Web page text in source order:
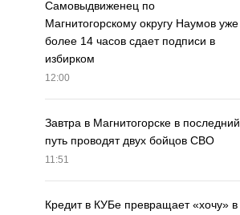
Самовыдвиженец по
Магнитогорскому округу Наумов уже
более 14 часов сдает подписи в
избирком
12:00
Завтра в Магнитогорске в последний
путь проводят двух бойцов СВО
11:51
Кредит в КУБе превращает «хочу» в